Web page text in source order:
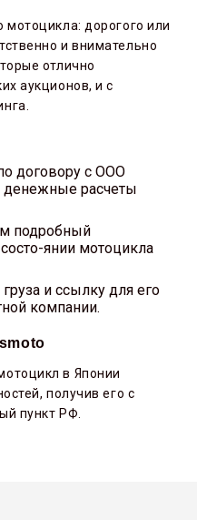
мотоцикла: дорогого или
и внимательно
отлично
аукционов, и с
договору с ООО
денежные расчеты
подробный
янии мотоцикла
и ссылку для его
компании.
в Японии
получив его с
пункт РФ.